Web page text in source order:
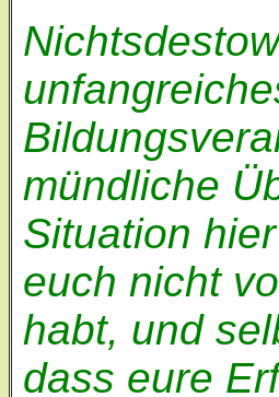
mündliche
Situation
euch nicht
habt, und
dass eure